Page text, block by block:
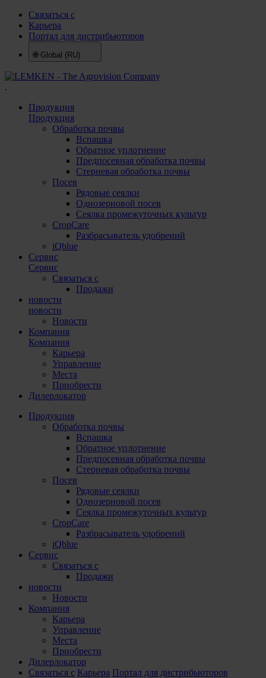
Связаться с
Карьера
Портал для дистрибьюторов
🌐 Global (RU)
.
Продукция
Продукция
Обработка почвы
Вспашка
Обратное уплотнение
Предпосевная обработка почвы
Стерневая обработка почвы
Посев
Рядовые сеялки
Однозерновой посев
Сеялка промежуточных культур
CropCare
Разбрасыватель удобрений
iQblue
Сервис
Сервис
Связаться с
Продажи
новости
новости
Новости
Компания
Компания
Карьера
Управление
Места
Приобрести
Дилерлокатор
Продукция
Обработка почвы
Вспашка
Обратное уплотнение
Предпосевная обработка почвы
Стерневая обработка почвы
Посев
Рядовые сеялки
Однозерновой посев
Сеялка промежуточных культур
CropCare
Разбрасыватель удобрений
iQblue
Сервис
Связаться с
Продажи
новости
Новости
Компания
Карьера
Управление
Места
Приобрести
Дилерлокатор
Связаться с Карьера Портал для дистрибьюторов